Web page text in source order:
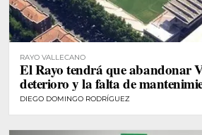
RAYO VALLECANO
El Rayo tendrá que abandonar
deterioro y la falta de
DIEGO DOMINGO RODRÍGUEZ